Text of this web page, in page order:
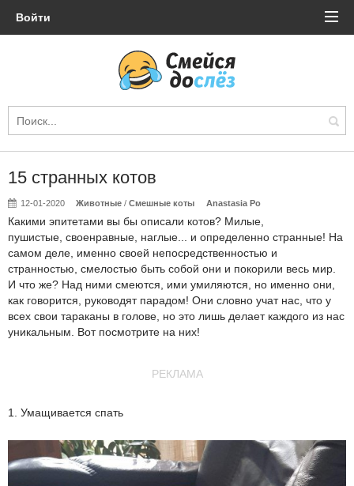
Войти
15 странных котов
12-01-2020 Животные /Смешные коты Anastasia Po
Какими эпитетами вы бы описали котов? Милые,
пушистые, своенравные, наглые... и определенно странные! На
самом деле, именно своей непосредственностью и
странностью, смелостью быть собой они и покорили весь мир.
И что же? Над ними смеются, ими умиляются, но именно они,
как говорится, руководят парадом! Они словно учат нас, что у
всех свои тараканы в голове, но это лишь делает каждого из нас
уникальным. Вот посмотрите на них!
РЕКЛАМА
1. Умащивается спать